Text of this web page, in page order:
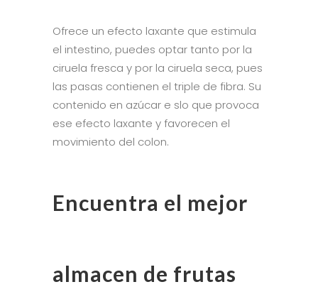
Ofrece un efecto laxante que estimula
el intestino, puedes optar tanto por la
ciruela fresca y por la ciruela seca, pues
las pasas contienen el triple de fibra. Su
contenido en azúcar e slo que provoca
ese efecto laxante y favorecen el
movimiento del colon.
Encuentra el mejor
almacen de frutas